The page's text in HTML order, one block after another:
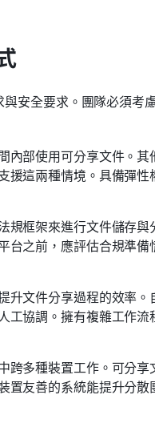
安全要求。團隊必須考
內部使用可分享文件。
援這兩種情境。具備彈
規框架來進行文件儲存
台之前，應評估合規準
升文件分享過程的效率
工協調。擁有複雜工作
跨多種裝置工作。可分
置友善的系統能提升分